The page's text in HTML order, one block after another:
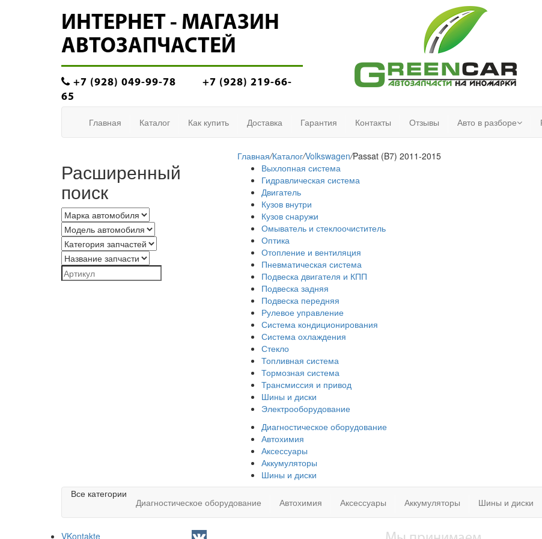
ИНТЕРНЕТ - МАГАЗИН
АВТОЗАПЧАСТЕЙ
+7 (928) 049-99-78
+7 (928) 219-66-
65
Главная Каталог Как купить Доставка Гарантия Контакты Отзывы Авто в разборе
Расширенный
поиск
Главная/Каталог/Volkswagen/Passat (B7) 2011-2015
Выхлопная система
Гидравлическая система
Двигатель
Кузов внутри
Кузов снаружи
Омыватель и стеклоочиститель
Оптика
Отопление и вентиляция
Пневматическая система
Подвеска двигателя и КПП
Подвеска задняя
Подвеска передняя
Рулевое управление
Система кондиционирования
Система охлаждения
Стекло
Топливная система
Тормозная система
Трансмиссия и привод
Шины и диски
Электрооборудование
Диагностическое оборудование
Автохимия
Аксессуары
Аккумуляторы
Шины и диски
Все категории
Диагностическое оборудование Автохимия Аксессуары Аккумуляторы Шины и диски
VKontakte